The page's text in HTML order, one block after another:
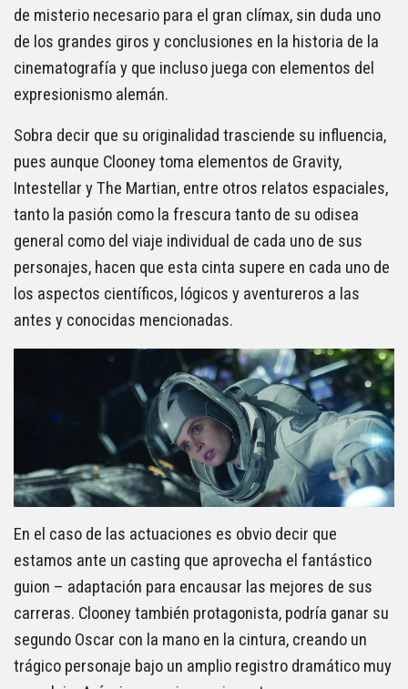
de misterio necesario para el gran clímax, sin duda uno
de los grandes giros y conclusiones en la historia de la
cinematografía y que incluso juega con elementos del
expresionismo alemán.
Sobra decir que su originalidad trasciende su influencia,
pues aunque Clooney toma elementos de Gravity,
Intestellar y The Martian, entre otros relatos espaciales,
tanto la pasión como la frescura tanto de su odisea
general como del viaje individual de cada uno de sus
personajes, hacen que esta cinta supere en cada uno de
los aspectos científicos, lógicos y aventureros a las
antes y conocidas mencionadas.
En el caso de las actuaciones es obvio decir que
estamos ante un casting que aprovecha el fantástico
guion – adaptación para encausar las mejores de sus
carreras. Clooney también protagonista, podría ganar su
segundo Oscar con la mano en la cintura, creando un
trágico personaje bajo un amplio registro dramático muy